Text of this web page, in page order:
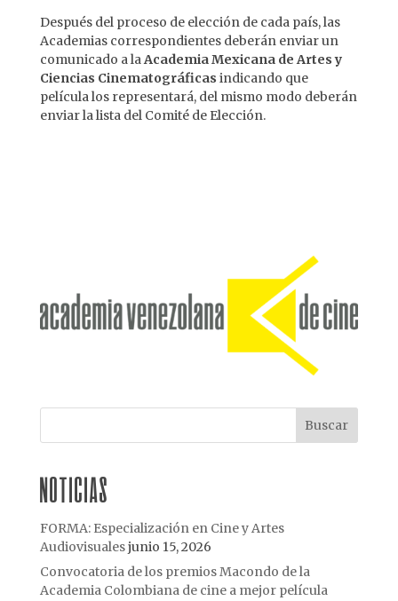
Después del proceso de elección de cada país, las
Academias correspondientes deberán enviar un
comunicado a la Academia Mexicana de Artes y
Ciencias Cinematográficas indicando que
película los representará, del mismo modo deberán
enviar la lista del Comité de Elección.
NOTICIAS
FORMA: Especialización en Cine y Artes
Audiovisualesjunio 15, 2026
Convocatoria de los premios Macondo de la
Academia Colombiana de cine a mejor película